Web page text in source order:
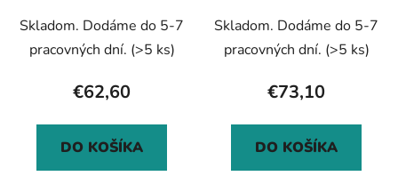
Skladom. Dodáme do 5-7
pracovných dní. (>5 ks)
€62,60
DO KOŠÍKA
Skladom. Dodáme do 5-7
pracovných dní. (>5 ks)
€73,10
DO KOŠÍKA